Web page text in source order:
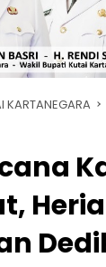
KARTANEGARA